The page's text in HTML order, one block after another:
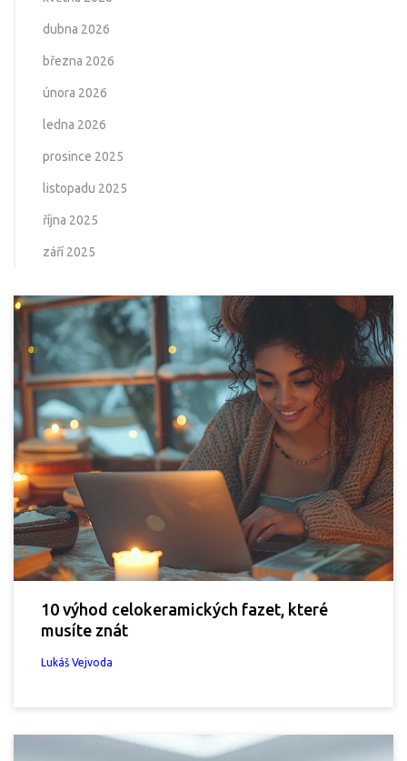
dubna 2026
března 2026
února 2026
ledna 2026
prosince 2025
listopadu 2025
října 2025
září 2025
10 výhod celokeramických fazet, které
musíte znát
Lukáš Vejvoda